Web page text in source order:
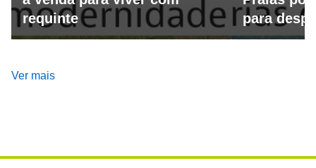
requinte
para
Ver mais